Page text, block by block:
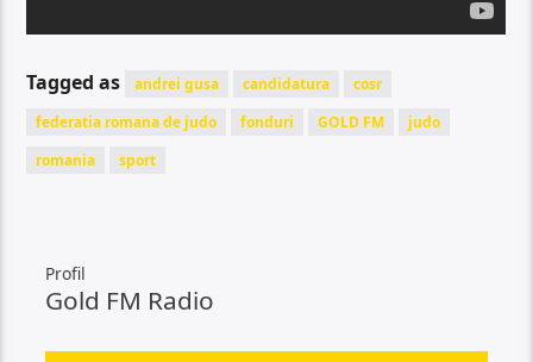
Tagged as andrei gusa candidatura
cosr
federatia romana de judo
fonduri GOLD FM
judo
romania
sport
Profil
Gold FM Radio